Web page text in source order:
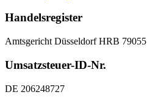
Handelsregister
Amtsgericht Düsseldorf HRB 79055
Umsatzsteuer-ID-Nr.
DE 206248727